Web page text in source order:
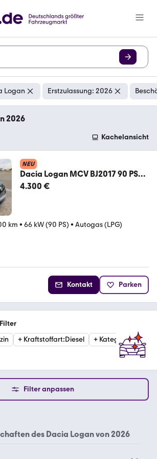
Logan Erstzulassung: 2026
2026
Kachelansicht
NEU
Dacia Logan MCV BJ2017 90 PS
LPG 1Hand
4.300 €
km • 66 kW (90 PS) • Autogas (LPG)
Kontakt Parken
+ Kraftstoffart:Diesel + Kategorie:
Filter anpassen
des Dacia Logan von 2026